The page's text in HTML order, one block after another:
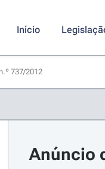
Início
737/2012
Anúncio